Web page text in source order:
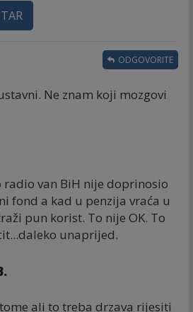
Ne znam koji mozgovi
ODGOVORITE
radio van BiH nije doprinosio
fond a kad u penzija vraća u
pun korist. To nije OK. To
unaprijed.
ali to treba drzava rijesiti